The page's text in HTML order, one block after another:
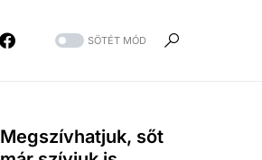
SÖTÉT MÓD
Megszívhatjuk, sőt